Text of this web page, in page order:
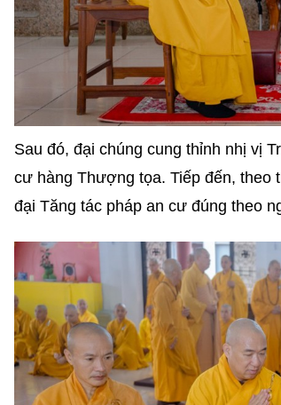
Sau đó, đại chúng cung thỉnh nhị vị
cư hàng Thượng tọa. Tiếp đến,
đại Tăng tác pháp an cư đúng theo